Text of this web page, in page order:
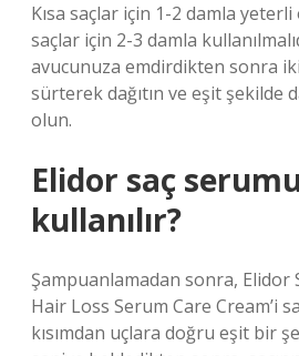
Kısa saçlar için 1-2 damla
saçlar için 2-3 damla
avucunuza emdirdikten sonra
sürterek dağıtın ve eşit şekilde
olun.
Elidor saç
kullanılır?
Şampuanlamadan sonra, Elidor
Hair Loss Serum Care Cream’i
kısımdan uçlara doğru eşit bir